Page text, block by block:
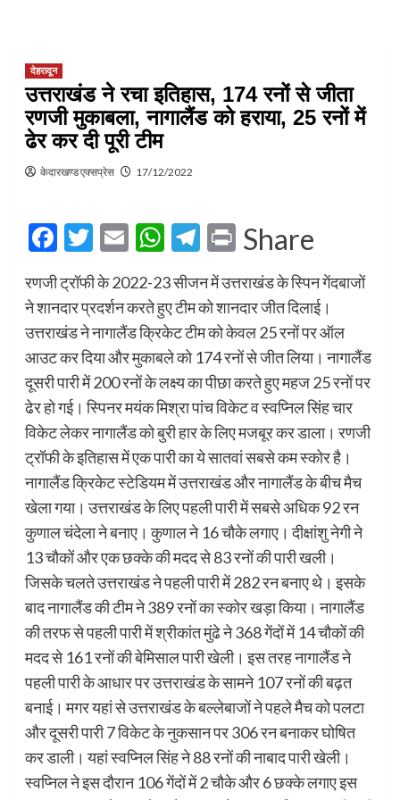
देहरादून
उत्तराखंड ने रचा इतिहास, 174 रनों से जीता
रणजी मुकाबला, नागालैंड को हराया, 25 रनों में
ढेर कर दी पूरी टीम
केदारखण्ड एक्सप्रेस 17/12/2022
Facebook
Twitter
EmailWhatsApp
Telegram
Print
Share
रणजी ट्रॉफी के 2022-23 सीजन में उत्तराखंड के स्पिन गेंदबाजों
ने शानदार प्रदर्शन करते हुए टीम को शानदार जीत दिलाई।
उत्तराखंड ने नागालैंड क्रिकेट टीम को केवल 25 रनों पर ऑल
आउट कर दिया और मुकाबले को 174 रनों से जीत लिया। नागालैंड
दूसरी पारी में 200 रनों के लक्ष्य का पीछा करते हुए महज 25 रनों पर
ढेर हो गई। स्पिनर मयंक मिश्रा पांच विकेट व स्वप्निल सिंह चार
विकेट लेकर नागालैंड को बुरी हार के लिए मजबूर कर डाला। रणजी
ट्रॉफी के इतिहास में एक पारी का ये सातवां सबसे कम स्कोर है।
नागालैंड क्रिकेट स्टेडियम में उत्तराखंड और नागालैंड के बीच मैच
खेला गया। उत्तराखंड के लिए पहली पारी में सबसे अधिक 92 रन
कुणाल चंदेला ने बनाए। कुणाल ने 16 चौके लगाए। दीक्षांशु नेगी ने
13 चौकों और एक छक्के की मदद से 83 रनों की पारी खली।
जिसके चलते उत्तराखंड ने पहली पारी में 282 रन बनाए थे। इसके
बाद नागालैंड की टीम ने 389 रनों का स्कोर खड़ा किया। नागालैंड
की तरफ से पहली पारी में श्रीकांत मुंढे ने 368 गेंदों में 14 चौकों की
मदद से 161 रनों की बेमिसाल पारी खेली। इस तरह नागालैंड ने
पहली पारी के आधार पर उत्तराखंड के सामने 107 रनों की बढ़त
बनाई। मगर यहां से उत्तराखंड के बल्लेबाजों ने पहले मैच को पलटा
और दूसरी पारी 7 विकेट के नुकसान पर 306 रन बनाकर घोषित
कर डाली। यहां स्वप्निल सिंह ने 88 रनों की नाबाद पारी खेली।
स्वप्निल ने इस दौरान 106 गेंदों में 2 चौके और 6 छक्के लगाए इस